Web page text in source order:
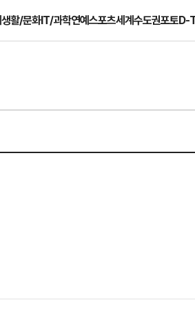
생활/문화IT/과학연예스포츠세계수도권포토D-